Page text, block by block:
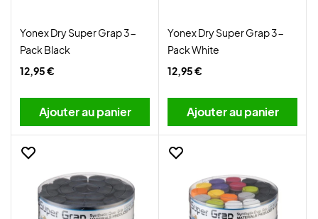
Yonex Dry Super Grap 3-
Pack Black
12,95 €
Ajouter au panier
Yonex Dry Super Grap 3-
Pack White
12,95 €
Ajouter au panier